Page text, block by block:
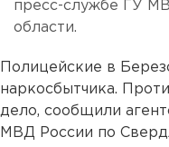
пресс-службе ГУ
области.
Полицейские в
наркосбытчика.
дело, сообщили
МВД России по